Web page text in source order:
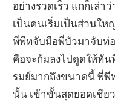
อย่างรวดเร็ว แกก็เล่า
เป็นคนเริ่มเป็นส่วนใ
พี่พีทจับมือพี่บัวมาจับท่
คือจะก้มลงไปดูดให้ทั
รมย์มากถึงขนาดนี้ พี่พี
นั้น เข้าขั้นสุดยอดเชีย